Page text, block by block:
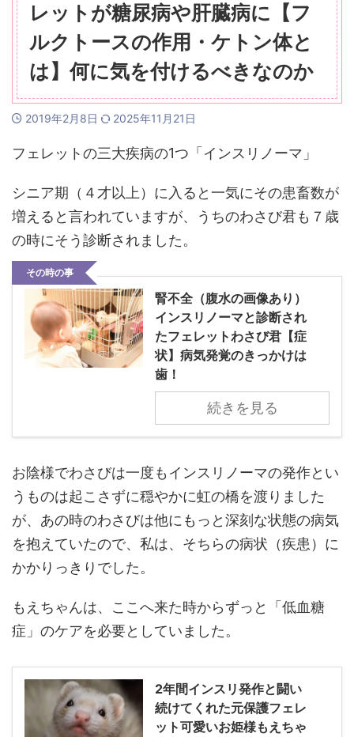
レットが糖尿病や肝臓病に【フ
ルクトースの作用・ケトン体と
は】何に気を付けるべきなのか
2019年2月8日 2025年11月21日
フェレットの三大疾病の1つ「インスリノーマ」
シニア期（４才以上）に入ると一気にその患畜数が
増えると言われていますが、うちのわさび君も７歳
の時にそう診断されました。
その時の事
腎不全（腹水の画像あり）
インスリノーマと診断され
たフェレットわさび君【症
状】病気発覚のきっかけは
歯！
続きを見る
お陰様でわさびは一度もインスリノーマの発作とい
うものは起こさずに穏やかに虹の橋を渡りました
が、あの時のわさびは他にもっと深刻な状態の病気
を抱えていたので、私は、そちらの病状（疾患）に
かかりっきりでした。
もえちゃんは、ここへ来た時からずっと「低血糖
症」のケアを必要としていました。
2年間インスリ発作と闘い
続けてくれた元保護フェレ
ット可愛いお姫様もえちゃ